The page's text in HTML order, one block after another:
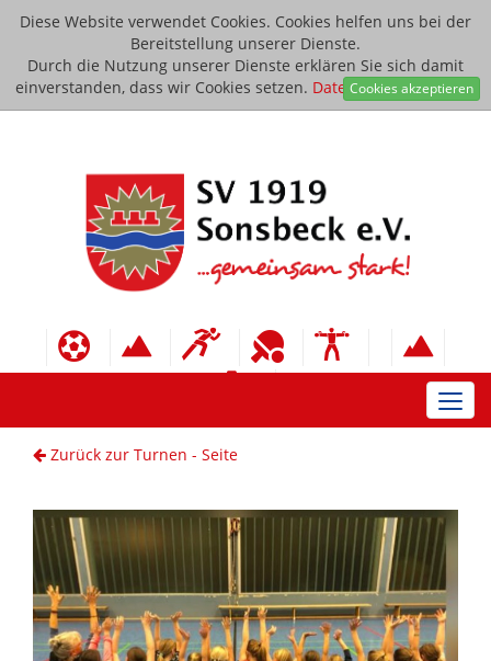
Diese Website verwendet Cookies. Cookies helfen uns bei der
Bereitstellung unserer Dienste.
Durch die Nutzung unserer Dienste erklären Sie sich damit
einverstanden, dass wir Cookies setzen. Datenschutzerklärung
Cookies akzeptieren
Zurück zur Turnen - Seite